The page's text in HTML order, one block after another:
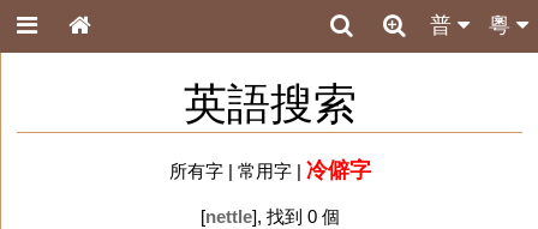
粵
普
英語搜索
所有字| 常用字| 冷僻字
[nettle], 找到 0 個